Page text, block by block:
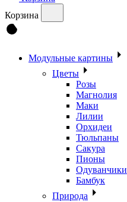
Корзина
Модульные картины
Цветы
Розы
Магнолия
Маки
Лилии
Орхидеи
Тюльпаны
Сакура
Пионы
Одуванчики
Бамбук
Природа